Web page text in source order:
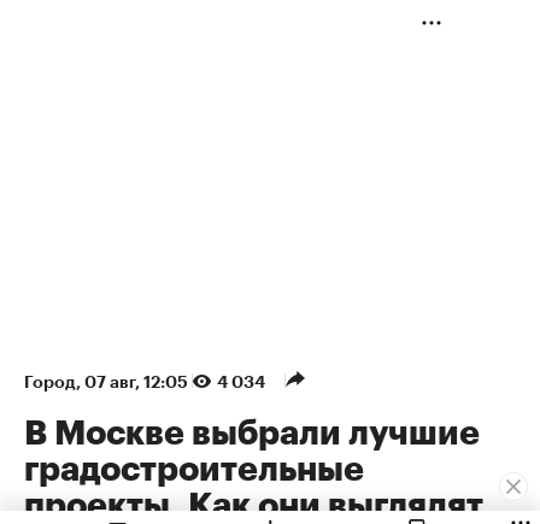
Город⁠, 07 авг, 12:05 4 034
В Москве выбрали лучшие
градостроительные
проекты. Как они выглядят